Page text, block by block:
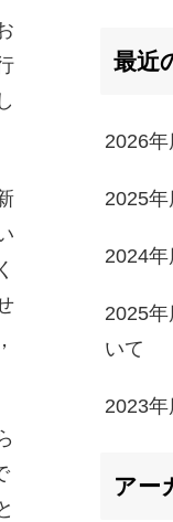
最近
2026
2025
2024
2025
いて
2023
アー